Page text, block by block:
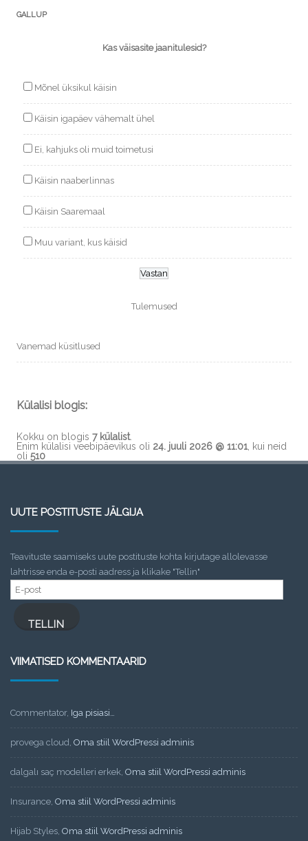
GALLUP
Kas väisasite jaanitulesid?
Mõnel üksikul käisin
Käisin igapäev vähemalt ühel
Ei, kahjuks oli muid toimetusi
Käisin naaberlinnas
Käisin Saaremaal
Muu variant, kus käisid
Tulemused
Vanemad küsitlused
Külalisi blogis:
Kokku on blogis 7 külalist.
Enim külalisi veebipäevikus oli 24. juuli 2026 @ 11:01 , kui neid
oli 510
UUTE POSTITUSTE JÄLGIJA
Teavituste saamiseks uute postituste kohta kirjutage allolevasse
lahtrisse enda e-posti aadress ja klikake "Tellin"
E-
post
TELLIN
VIIMATISED KOMMENTAARID
Commentator, Iga pisiasi…
provega cloud Oma stiil WordPressi adminis
dalgalı saç modelleri erkek Oma stiil WordPressi adminis
Insurance Oma stiil WordPressi adminis
Hijab Styles Oma stiil WordPressi adminis